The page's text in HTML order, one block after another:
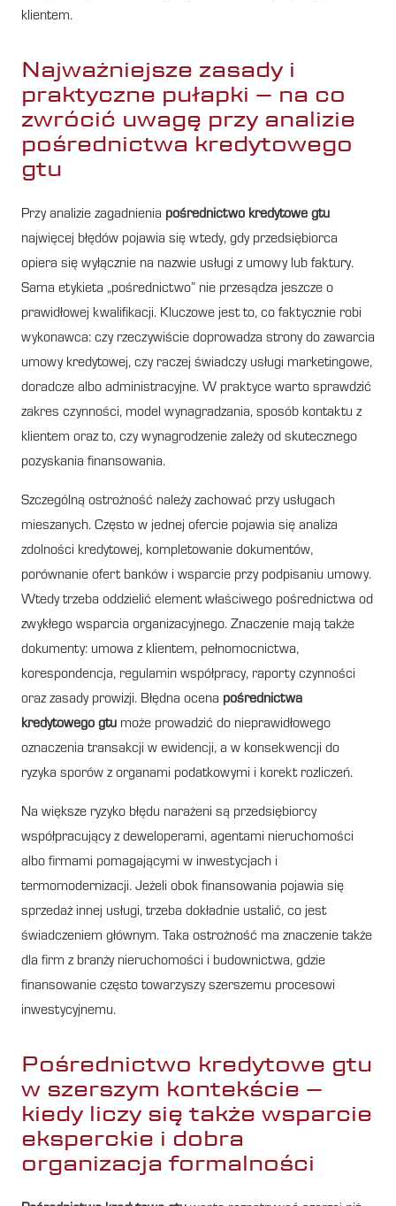
klientem.
Najważniejsze zasady i
praktyczne pułapki – na co
zwrócić uwagę przy analizie
pośrednictwa kredytowego
gtu
Przy analizie zagadnienia pośrednictwo kredytowe gtu
najwięcej błędów pojawia się wtedy, gdy przedsiębiorca
opiera się wyłącznie na nazwie usługi z umowy lub faktury.
Sama etykieta „pośrednictwo” nie przesądza jeszcze o
prawidłowej kwalifikacji. Kluczowe jest to, co faktycznie robi
wykonawca: czy rzeczywiście doprowadza strony do zawarcia
umowy kredytowej, czy raczej świadczy usługi marketingowe,
doradcze albo administracyjne. W praktyce warto sprawdzić
zakres czynności, model wynagradzania, sposób kontaktu z
klientem oraz to, czy wynagrodzenie zależy od skutecznego
pozyskania finansowania.
Szczególną ostrożność należy zachować przy usługach
mieszanych. Często w jednej ofercie pojawia się analiza
zdolności kredytowej, kompletowanie dokumentów,
porównanie ofert banków i wsparcie przy podpisaniu umowy.
Wtedy trzeba oddzielić element właściwego pośrednictwa od
zwykłego wsparcia organizacyjnego. Znaczenie mają także
dokumenty: umowa z klientem, pełnomocnictwa,
korespondencja, regulamin współpracy, raporty czynności
oraz zasady prowizji. Błędna ocena pośrednictwa
kredytowego gtu może prowadzić do nieprawidłowego
oznaczenia transakcji w ewidencji, a w konsekwencji do
ryzyka sporów z organami podatkowymi i korekt rozliczeń.
Na większe ryzyko błędu narażeni są przedsiębiorcy
współpracujący z deweloperami, agentami nieruchomości
albo firmami pomagającymi w inwestycjach i
termomodernizacji. Jeżeli obok finansowania pojawia się
sprzedaż innej usługi, trzeba dokładnie ustalić, co jest
świadczeniem głównym. Taka ostrożność ma znaczenie także
dla firm z branży nieruchomości i budownictwa, gdzie
finansowanie często towarzyszy szerszemu procesowi
inwestycyjnemu.
Pośrednictwo kredytowe gtu
w szerszym kontekście –
kiedy liczy się także wsparcie
eksperckie i dobra
organizacja formalności